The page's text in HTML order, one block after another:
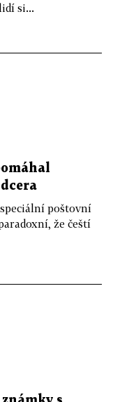
si...
poštovní
že čeští